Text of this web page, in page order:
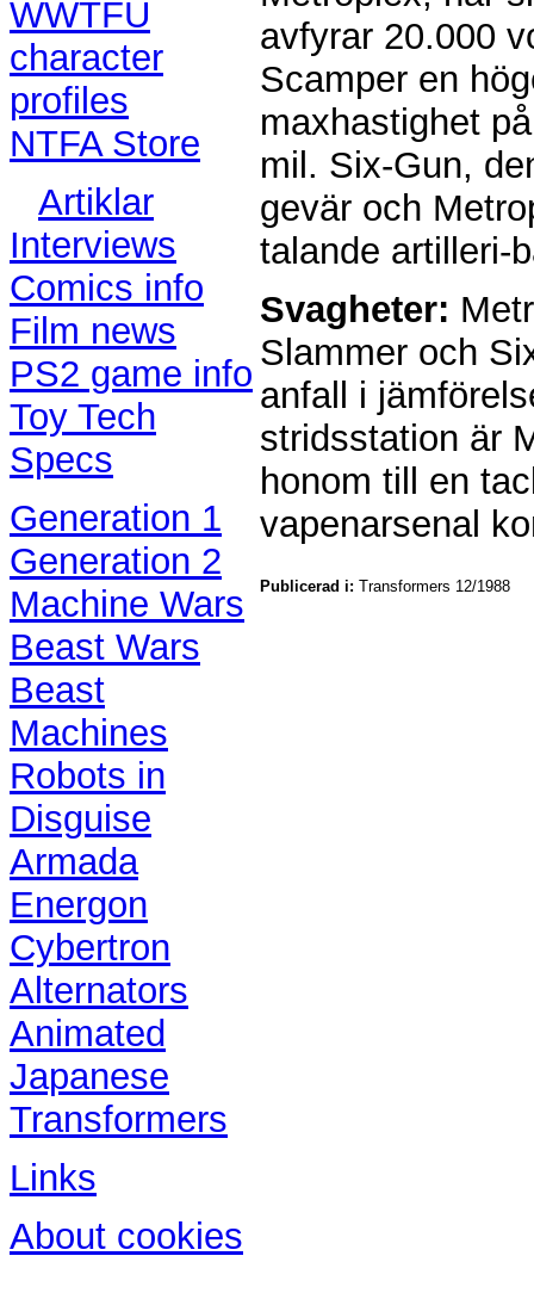
WWTFU
character
profiles
NTFA Store
Artiklar
Interviews
Comics info
Film news
PS2 game info
Toy Tech
Specs
Generation 1
Generation 2
Machine Wars
Beast Wars
Beast
Machines
Robots in
Disguise
Armada
Energon
Cybertron
Alternators
Animated
Japanese
Transformers
Links
About cookies
avfyrar 20.000
Scamper en
maxhastighet
mil. Six-Gun,
gevär och
talande artilleri-
Svagheter:
Slammer och
anfall i
stridsstation är
honom till en
vapenarsenal
Publicerad i: Transformers 12/1988